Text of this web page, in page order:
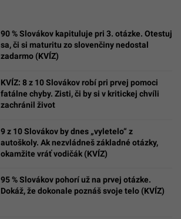
90 % Slovákov kapituluje pri 3. otázke. Otestuj
sa, či si maturitu zo slovenčiny nedostal
zadarmo (KVÍZ)
KVÍZ: 8 z 10 Slovákov robí pri prvej pomoci
fatálne chyby. Zisti, či by si v kritickej chvíli
zachránil život
9 z 10 Slovákov by dnes „vyletelo“ z
autoškoly. Ak nezvládneš základné otázky,
okamžite vráť vodičák (KVÍZ)
95 % Slovákov pohorí už na prvej otázke.
Dokáž, že dokonale poznáš svoje telo (KVÍZ)